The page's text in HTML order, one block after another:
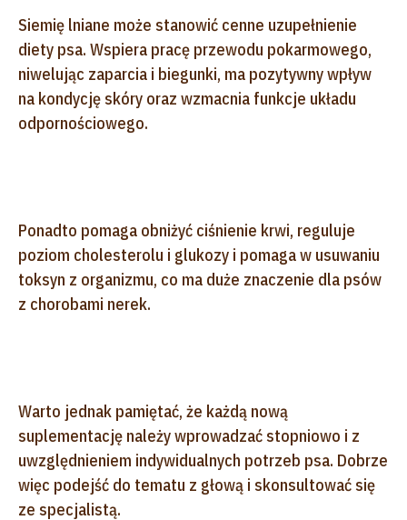
Siemię lniane może stanowić cenne uzupełnienie
diety psa. Wspiera pracę przewodu pokarmowego,
niwelując zaparcia i biegunki, ma pozytywny wpływ
na kondycję skóry oraz wzmacnia funkcje układu
odpornościowego.
Ponadto pomaga obniżyć ciśnienie krwi, reguluje
poziom cholesterolu i glukozy i pomaga w usuwaniu
toksyn z organizmu, co ma duże znaczenie dla psów
z chorobami nerek.
Warto jednak pamiętać, że każdą nową
suplementację należy wprowadzać stopniowo i z
uwzględnieniem indywidualnych potrzeb psa. Dobrze
więc podejść do tematu z głową i skonsultować się
ze specjalistą.